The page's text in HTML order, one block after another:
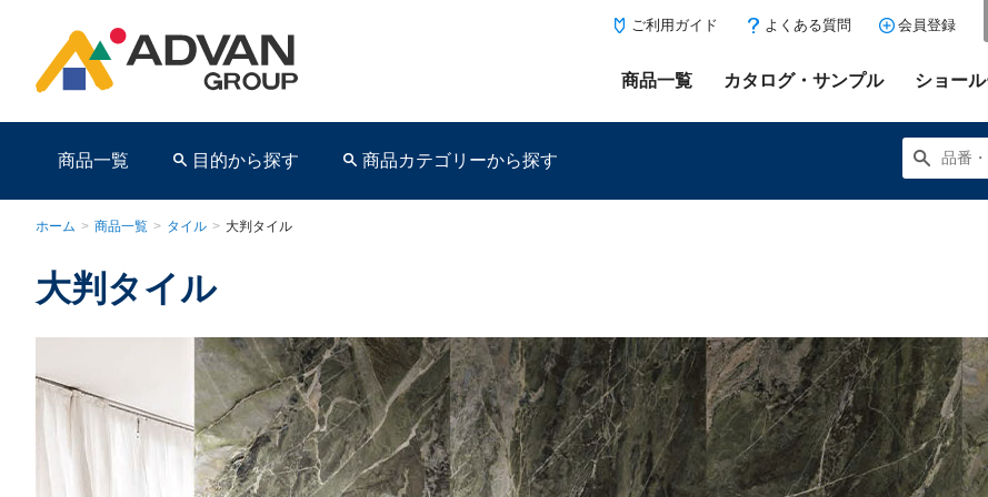
ご利用ガイド よくある質問 会員登録
商品一覧 カタログ・サンプル ショー
商品一覧 目的から探す 商品カテゴリーから探す
ホーム > 商品一覧 > タイル > 大判タイル
大判タイル